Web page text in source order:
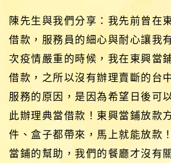
陳先生與我們分享：我先前曾在
借款，服務員的細心與耐心讓我
次疫情嚴重的時候，我在東興當
借款，之所以沒有辦理賣斷的台
服務的原因，是因為希望日後可
此辦理典當借款！東興當鋪放款
件、盒子都帶來，馬上就能放款
當鋪的幫助，我們的餐廳才沒有